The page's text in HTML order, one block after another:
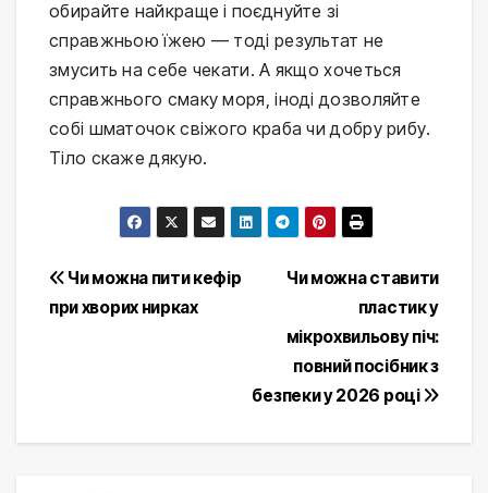
обирайте найкраще і поєднуйте зі
справжньою їжею — тоді результат не
змусить на себе чекати. А якщо хочеться
справжнього смаку моря, іноді дозволяйте
собі шматочок свіжого краба чи добру рибу.
Тіло скаже дякую.
Post
navigation
Чи можна ставити
пластик у
мікрохвильову піч:
повний посібник з
безпеки у 2026 році
Чи можна пити кефір
при хворих нирках